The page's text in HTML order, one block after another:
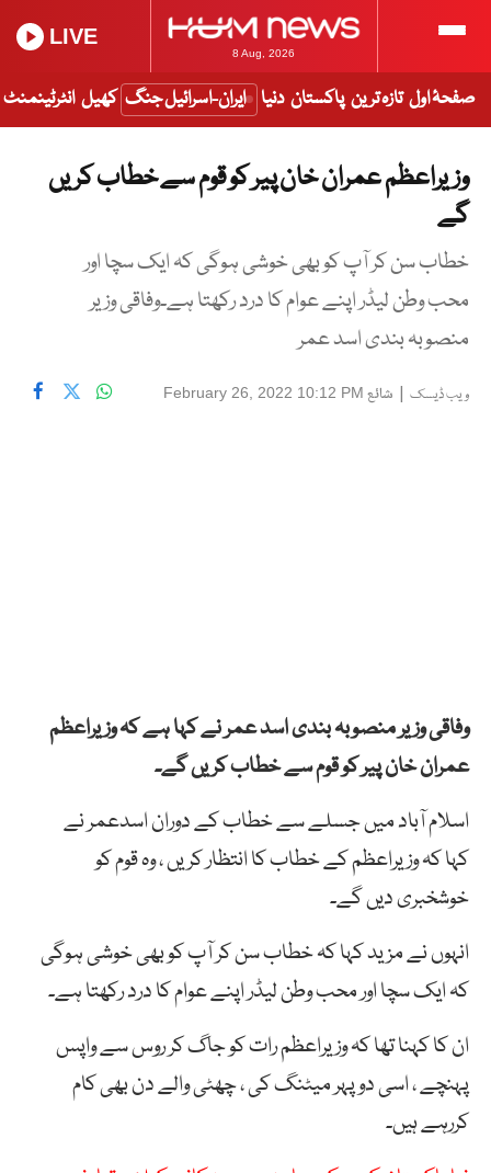
8 Aug, 2026
LIVE
صفحۂ اول تازہ ترین پاکستان دنیا ایران-اسرائیل جنگ کھیل انٹرٹینمنٹ
وزیراعظم عمران خان پیر کو قوم سے خطاب کریں
گے
خطاب سن کر آپ کو بھی خوشی ہوگی کہ ایک سچا اور
محب وطن لیڈر اپنے عوام کا درد رکھتا ہے۔وفاقی وزیر
منصوبہ بندی اسد عمر
ویب ڈیسک | شائع February 26, 2022 10:12 PM
وفاقی وزیر منصوبہ بندی اسد عمر نے کہا ہے کہ وزیراعظم
عمرانخانپیرکوقومسےخطابکریںگے۔
اسلام آباد میں جسلے سے خطاب کے دوراناسدعمرنے
کہاکہوزیراعظمکےخطابکاانتظارکریں،وہقومکو
خوشخبریدیںگے۔
انہوں نے مزید کہا کہ خطابسنکرآپکوبھیخوشیہوگی
کہایکسچااورمحبوطنلیڈراپنےعوامکادردرکھتاہے۔
ان کا کہنا تھا کہ وزیراعظمراتکوجاگکرروسسےواپس
پہنچے،اسیدوپہرمیٹنگکی،چھٹیوالےدنبھیکام
کررہےہیں۔